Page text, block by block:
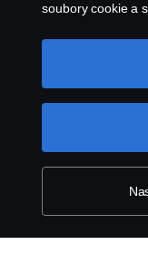
© Copyright Scania
vyhrazena. Scania
186, 252 19
soubory cookie a
cookie“ a
Podrobnější